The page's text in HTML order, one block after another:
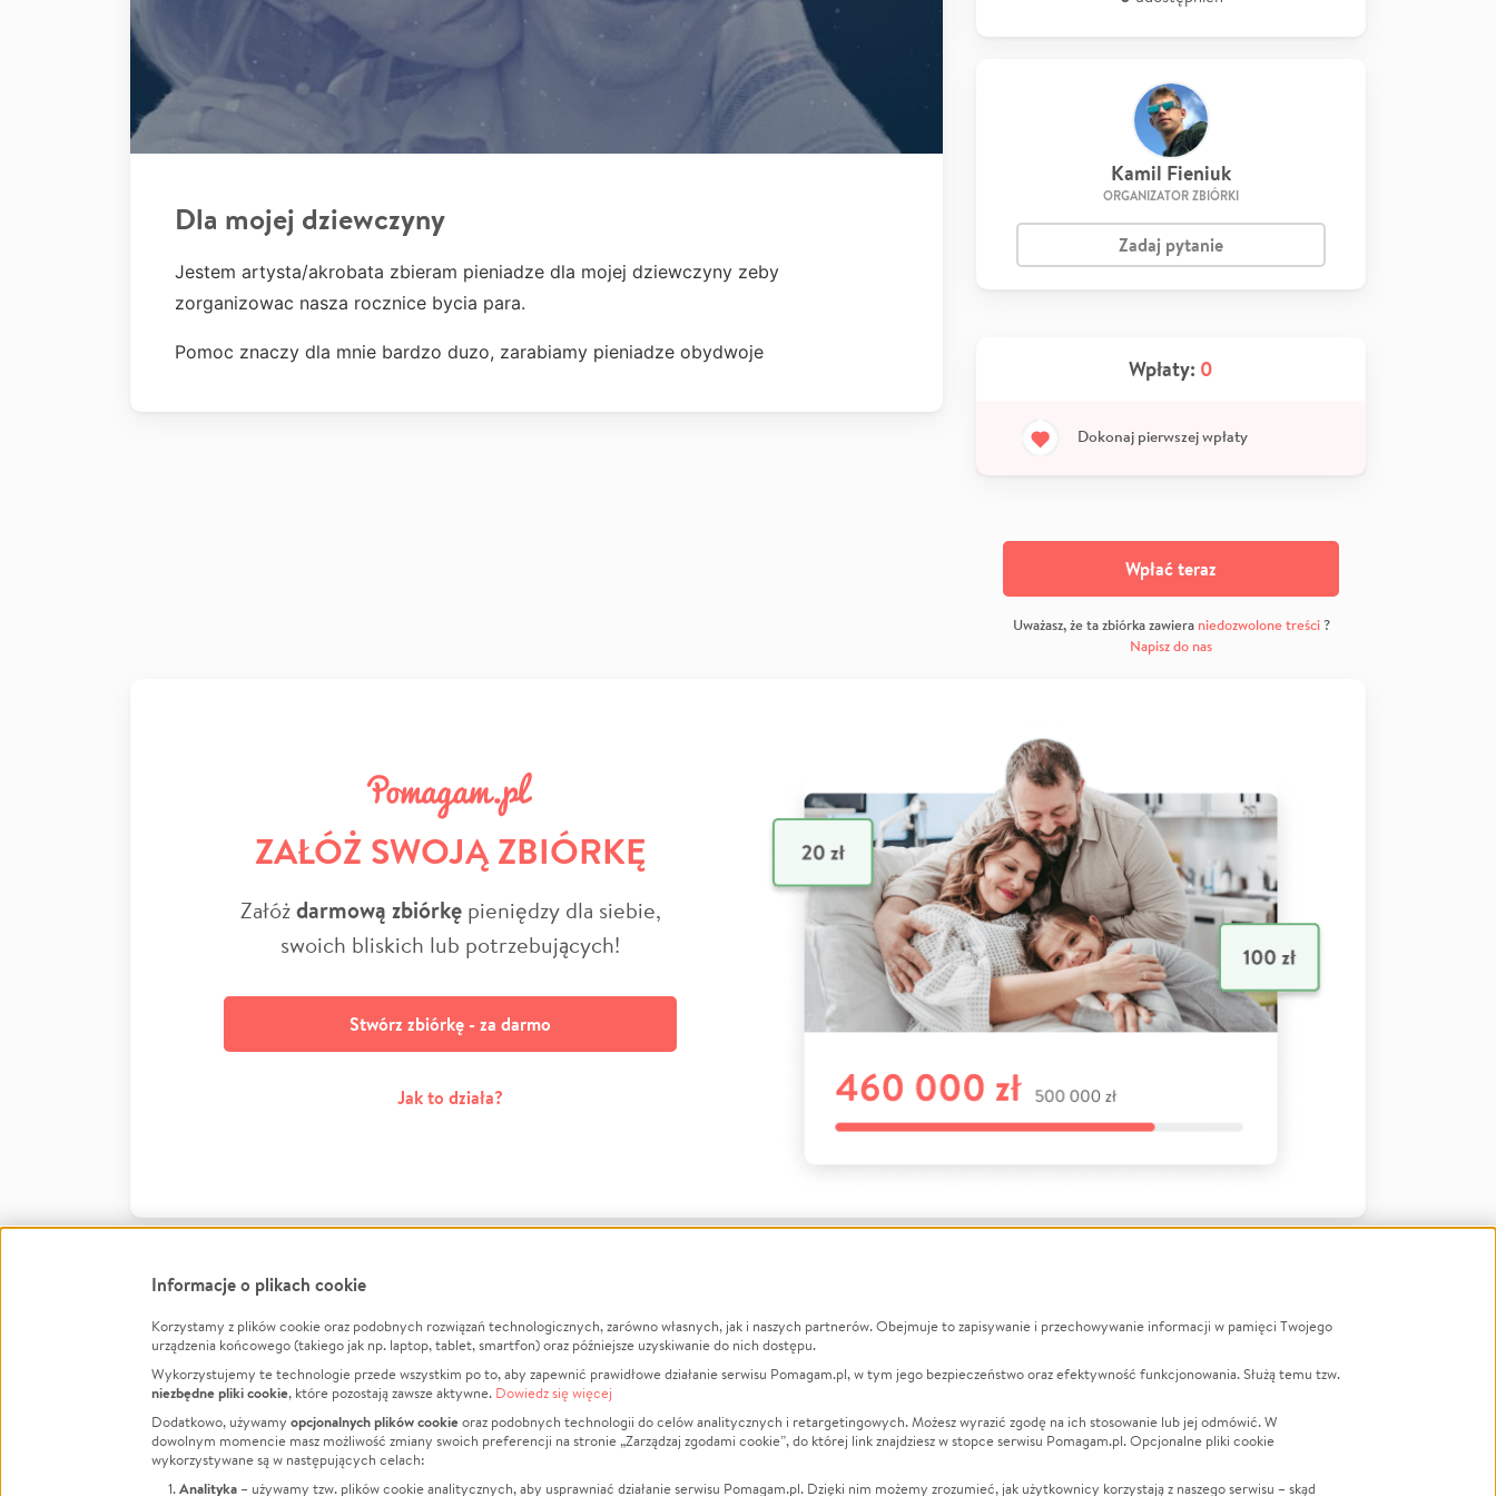
Dla mojej dziewczyny
Jestem artysta/akrobata zbieram pieniadze dla mojej dziewczyny zeby
zorganizowac nasza rocznice bycia para.
Pomoc znaczy dla mnie bardzo duzo, zarabiamy pieniadze obydwoje
Kamil Fieniuk
ORGANIZATOR ZBIÓRKI
Zadaj pytanie
Wpłaty: 0
Dokonaj pierwszej wpłaty
Wpłać teraz
Uważasz, że ta zbiórka zawiera niedozwolone treści?
Napisz do nas
ZAŁÓŻ SWOJĄ ZBIÓRKĘ
Załóżdarmową zbiórkępieniędzy dla siebie,
swoich bliskich lub potrzebujących!
Stwórz zbiórkę - za darmo
Jak to działa?
FacebookTwitter Instagram
LinkedInTikTok Youtube
Informacje
Jak to działa?
Regulamin
Polityka Prywatności
O nas
Opinie
Raporty
Za darmo
Zbieraj na
Leczenie
Zwierzęta
Pożar
LGBTQ+
Powódź
Wichura
Informacje o plikach cookie
Korzystamy z plików cookie oraz podobnych rozwiązań technologicznych, zarówno własnych, jak i naszych partnerów. Obejmuje to zapisywanie i przechowywanie informacji w pamięci Twojego
urządzenia końcowego (takiego jak np. laptop, tablet, smartfon) oraz późniejsze uzyskiwanie do nich dostępu.
Wykorzystujemy te technologie przede wszystkim po to, aby zapewnić prawidłowe działanie serwisu Pomagam.pl, w tym jego bezpieczeństwo oraz efektywność funkcjonowania. Służą temu tzw.
niezbędne pliki cookie, które pozostają zawsze aktywne. Dowiedz się więcej
Dodatkowo, używamy opcjonalnych plików cookieoraz podobnych technologii do celów analitycznych i retargetingowych. Możesz wyrazić zgodę na ich stosowanie lub jej odmówić. W
dowolnym momencie masz możliwość zmiany swoich preferencji na stronie „Zarządzaj zgodami cookie”, do której link znajdziesz w stopce serwisu Pomagam.pl. Opcjonalne pliki cookie
wykorzystywane są w następujących celach:
Analityka – używamy tzw. plików cookie analitycznych, aby usprawniać działanie serwisu Pomagam.pl. Dzięki nim możemy zrozumieć, jak użytkownicy korzystają z naszego serwisu – skąd